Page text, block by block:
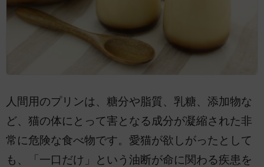
人間用のプリンは、糖分や脂質、乳糖、添加物な
ど、猫の体にとって害となる成分が凝縮された非
常に危険な食べ物です。愛猫が欲しがったとして
も、「一口だけ」という油断が命に関わる疾患を